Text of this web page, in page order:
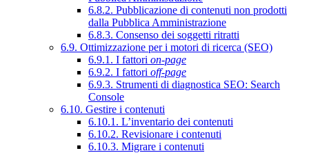
6.8.2. Pubblicazione di contenuti non prodotti
dalla Pubblica Amministrazione
6.8.3. Consenso dei soggetti ritratti
6.9. Ottimizzazione per i motori di ricerca (SEO)
6.9.1. I fattori on-page
6.9.2. I fattori off-page
6.9.3. Strumenti di diagnostica SEO: Search
Console
6.10. Gestire i contenuti
6.10.1. L’inventario dei contenuti
6.10.2. Revisionare i contenuti
6.10.3. Migrare i contenuti